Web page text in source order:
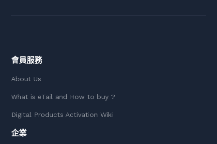
會員服務
About Us
What is eTail and How to buy ?
Digital Products Activation Wiki
企業